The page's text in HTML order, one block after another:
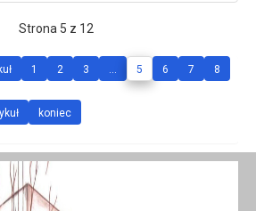
Strona 5 z 12
1 2 3 5 6 7 8
koniec